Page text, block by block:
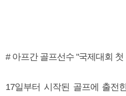
# 아프간 골프선수 "국제대회 첫
17일부터 시작된 골프에 출전